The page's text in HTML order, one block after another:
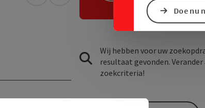
Doe nu
Wij hebben voor uw
resultaat gevonden. Verander
zoekcriteria!